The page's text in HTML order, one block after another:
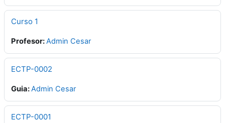
Curso 1
Profesor:Admin Cesar
ECTP-0002
Guia:Admin Cesar
ECTP-0001